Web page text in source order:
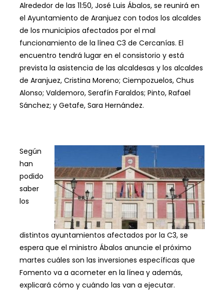
Alrededor de las 11:50, José Luis Ábalos, se reunirá en
el Ayuntamiento de Aranjuez con todos los alcaldes
de los municipios afectados por el mal
funcionamiento de la línea C3 de Cercanías. El
encuentro tendrá lugar en el consistorio y está
prevista la asistencia de las alcaldesas y los alcaldes
de Aranjuez, Cristina Moreno; Ciempozuelos, Chus
Alonso; Valdemoro, Serafín Faraldos; Pinto, Rafael
Sánchez; y Getafe, Sara Hernández.
Según
han
podido
saber
los
distintos ayuntamientos afectados por la C3, se
espera que el ministro Ábalos anuncie el próximo
martes cuáles son las inversiones específicas que
Fomento va a acometer en la línea y además,
explicará cómo y cuándo las van a ejecutar.